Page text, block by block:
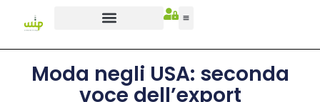
Moda negli USA: seconda
voce dell’export